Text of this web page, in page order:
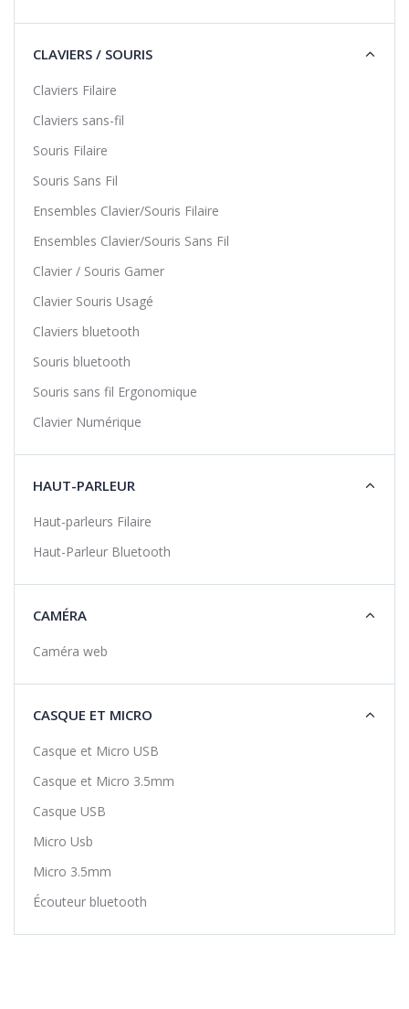
CLAVIERS / SOURIS
Claviers Filaire
Claviers sans-fil
Souris Filaire
Souris Sans Fil
Ensembles Clavier/Souris Filaire
Ensembles Clavier/Souris Sans Fil
Clavier / Souris Gamer
Clavier Souris Usagé
Claviers bluetooth
Souris bluetooth
Souris sans fil Ergonomique
Clavier Numérique
HAUT-PARLEUR
Haut-parleurs Filaire
Haut-Parleur Bluetooth
CAMÉRA
Caméra web
CASQUE ET MICRO
Casque et Micro USB
Casque et Micro 3.5mm
Casque USB
Micro Usb
Micro 3.5mm
Écouteur bluetooth